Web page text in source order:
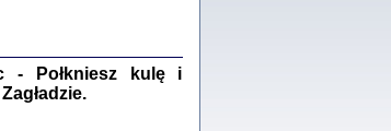
Jacek Leociak
Warszawa 2021
- Połkniesz kulę i